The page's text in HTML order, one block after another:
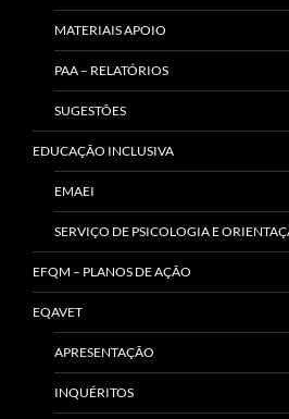
MATERIAIS APOIO
PAA – RELATÓRIOS
SUGESTÕES
EDUCAÇÃO INCLUSIVA
EMAEI
SERVIÇO DE PSICOLOGIA E
EFQM – PLANOS DE AÇÃO
EQAVET
APRESENTAÇÃO
INQUÉRITOS